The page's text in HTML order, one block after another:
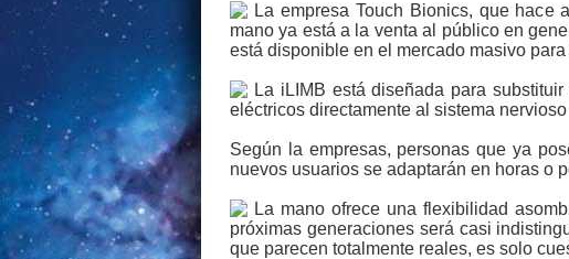
La empresa Touch Bionics, que
mano ya está a la venta al público en
está disponible en el mercado masivo
La iLIMB está diseñada para
eléctricos directamente al sistema
Según la empresas, personas que ya
nuevos usuarios se adaptarán en horas o
La mano ofrece una flexibilidad
próximas generaciones será casi
que parecen totalmente reales, es solo